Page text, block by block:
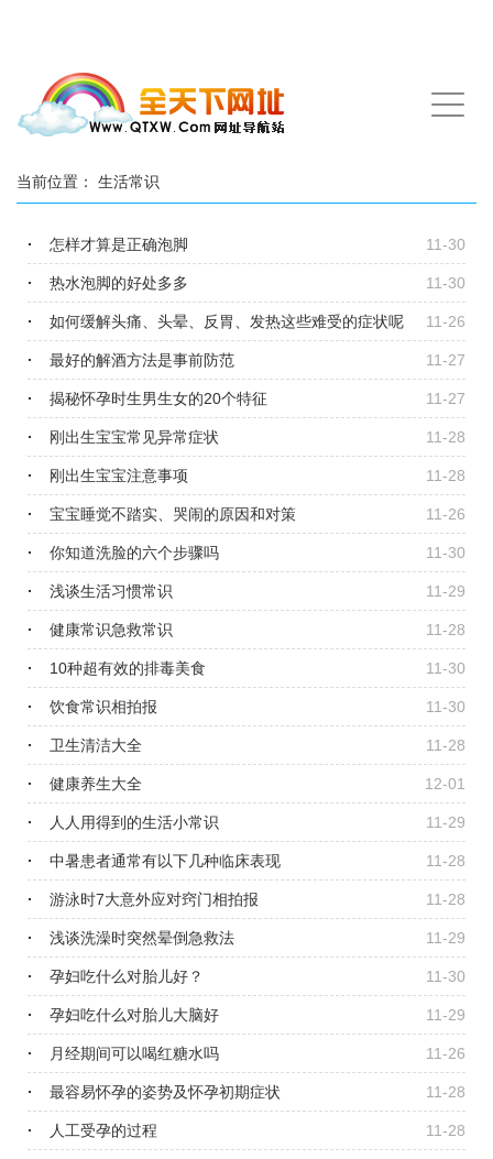
手
机
当前位置： 生活常识
11-30
怎样才算是正确泡脚
11-30
热水泡脚的好处多多
11-26
如何缓解头痛、头晕、反胃、发热这些难受的症状呢
11-27
最好的解酒方法是事前防范
11-27
揭秘怀孕时生男生女的20个特征
11-28
刚出生宝宝常见异常症状
11-28
刚出生宝宝注意事项
11-26
宝宝睡觉不踏实、哭闹的原因和对策
11-30
你知道洗脸的六个步骤吗
11-29
浅谈生活习惯常识
11-28
健康常识急救常识
11-30
10种超有效的排毒美食
11-30
饮食常识相拍报
11-28
卫生清洁大全
12-01
健康养生大全
11-29
人人用得到的生活小常识
11-28
中暑患者通常有以下几种临床表现
11-28
游泳时7大意外应对窍门相拍报
11-29
浅谈洗澡时突然晕倒急救法
11-30
孕妇吃什么对胎儿好？
11-29
孕妇吃什么对胎儿大脑好
11-26
月经期间可以喝红糖水吗
11-28
最容易怀孕的姿势及怀孕初期症状
11-28
人工受孕的过程